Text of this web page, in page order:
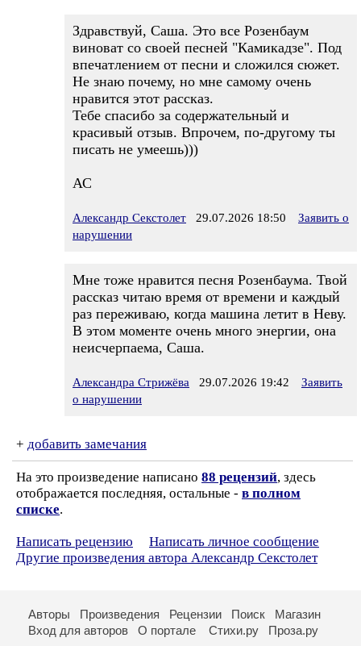
Здравствуй, Саша. Это все Розенбаум
виноват со своей песней "Камикадзе". Под
впечатлением от песни и сложился сюжет.
Не знаю почему, но мне самому очень
нравится этот рассказ.
Тебе спасибо за содержательный и
красивый отзыв. Впрочем, по-другому ты
писать не умеешь)))
АС
Александр Секстолет 29.07.2026 18:50
Заявить о
нарушении
Мне тоже нравится песня Розенбаума. Твой
рассказ читаю время от времени и каждый
раз переживаю, когда машина летит в Неву.
В этом моменте очень много энергии, она
неисчерпаема, Саша.
Александра Стрижёва 29.07.2026 19:42
Заявить
о нарушении
+ добавить замечания
На это произведение написано 88 рецензий, здесь
отображается последняя, остальные - в полном
списке.
Написать рецензию
Написать личное сообщение
Другие произведения автора Александр Секстолет
Авторы Произведения Рецензии Поиск
Магазин
Вход для авторов
О портале Стихи.ру Проза.ру